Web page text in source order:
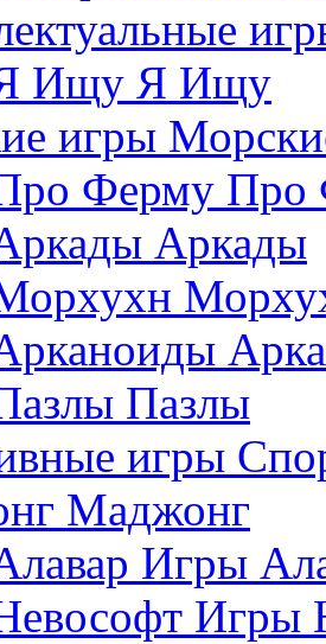
Я Ищу
Про
Аркады
Пазлы
Маджонг
Игры
Игры